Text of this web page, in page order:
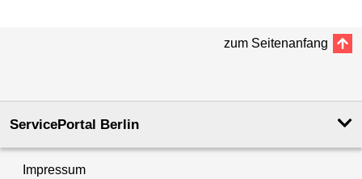
zum Seitenanfang
ServicePortal Berlin
Impressum